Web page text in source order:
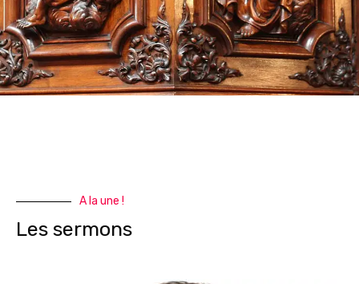
A la une !
Les sermons